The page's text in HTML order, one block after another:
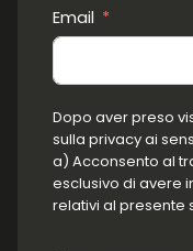
Email
Dopo aver preso
sulla privacy ai
a) Acconsento al
esclusivo di avere
relativi al presente